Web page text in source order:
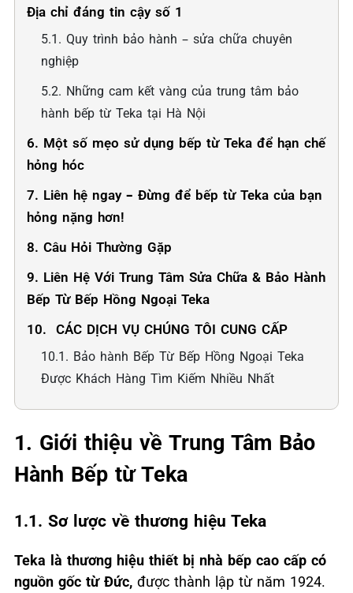
Địa chỉ đáng tin cậy số 1
5.1. Quy trình bảo hành – sửa chữa chuyên
nghiệp
5.2. Những cam kết vàng của trung tâm bảo
hành bếp từ Teka tại Hà Nội
6. Một số mẹo sử dụng bếp từ Teka để hạn chế
hỏng hóc
7. Liên hệ ngay – Đừng để bếp từ Teka của bạn
hỏng nặng hơn!
8. Câu Hỏi Thường Gặp
9. Liên Hệ Với Trung Tâm Sửa Chữa & Bảo Hành
Bếp Từ Bếp Hồng Ngoại Teka
10. ️ CÁC DỊCH VỤ CHÚNG TÔI CUNG CẤP
10.1. Bảo hành Bếp Từ Bếp Hồng Ngoại Teka
Được Khách Hàng Tìm Kiếm Nhiều Nhất
1. Giới thiệu về Trung Tâm Bảo
Hành Bếp từ Teka
1.1. Sơ lược về thương hiệu Teka
Teka là thương hiệu thiết bị nhà bếp cao cấp có
nguồn gốc từ Đức, được thành lập từ năm 1924.